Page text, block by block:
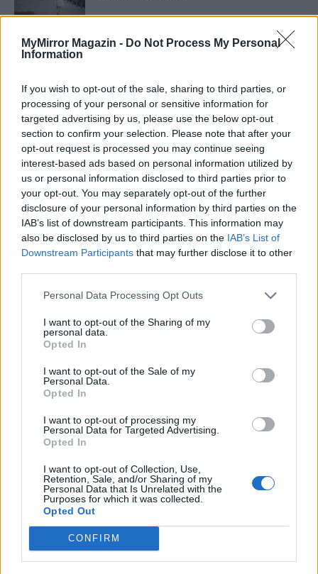
MyMirror Magazin - Do Not Process My Personal
Information
If you wish to opt-out of the sale, sharing to third parties, or
processing of your personal or sensitive information for
targeted advertising by us, please use the below opt-out
section to confirm your selection. Please note that after your
opt-out request is processed you may continue seeing
interest-based ads based on personal information utilized by
us or personal information disclosed to third parties prior to
your opt-out. You may separately opt-out of the further
disclosure of your personal information by third parties on the
IAB’s list of downstream participants. This information may
also be disclosed by us to third parties on the IAB’s List of
Downstream Participants that may further disclose it to other
Personal Data Processing Opt Outs
I want to opt-out of the Sharing of my
personal data.
Opted In
I want to opt-out of the Sale of my
Personal Data.
Opted In
I want to opt-out of processing my
Personal Data for Targeted Advertising.
Opted In
I want to opt-out of Collection, Use,
Retention, Sale, and/or Sharing of my
Personal Data that Is Unrelated with the
Purposes for which it was collected.
Opted Out
CONFIRM
T. Barnett: Gyilkosság a Garda-tónál 12.
T. szereti a fiatal lányokat 13. rész
Minka 10. rész
Minka 9. rész
Máltai kaland 7.
10 tanács, ha jobban akarod érezni magad
nyílik – Villa...
A családok, akik soha nem hagyták abba
várakozást – Ha egy...